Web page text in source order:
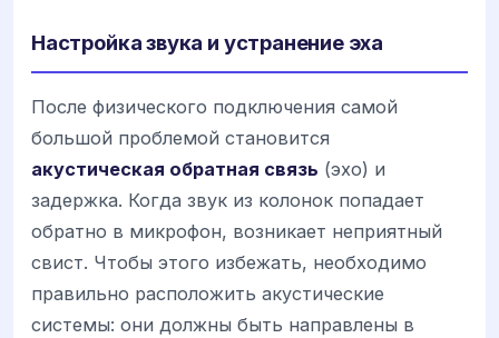
Настройка звука и устранение эха
После физического подключения самой
большой проблемой становится
акустическая обратная связь (эхо) и
задержка. Когда звук из колонок попадает
обратно в микрофон, возникает неприятный
свист. Чтобы этого избежать, необходимо
правильно расположить акустические
системы: они должны быть направлены в